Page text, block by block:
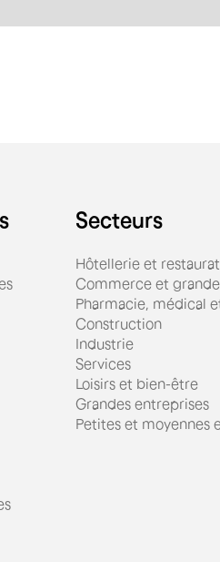
Secteurs
Hôtellerie et
Commerce et
Pharmacie, médical
Construction
Industrie
Services
Loisirs et bien-être
Grandes entreprises
Petites et moyennes